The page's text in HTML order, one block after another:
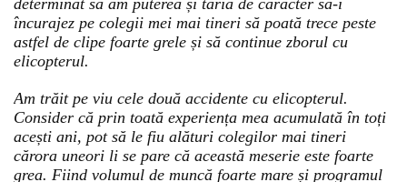
determinat să am puterea și tăria de caracter să-i
încurajez pe colegii mei mai tineri să poată trece peste
astfel de clipe foarte grele și să continue zborul cu
elicopterul.
Am trăit pe viu cele două accidente cu elicopterul.
Consider că prin toată experiența mea acumulată în toți
acești ani, pot să le fiu alături colegilor mai tineri
cărora uneori li se pare că această meserie este foarte
grea. Fiind volumul de muncă foarte mare și programul